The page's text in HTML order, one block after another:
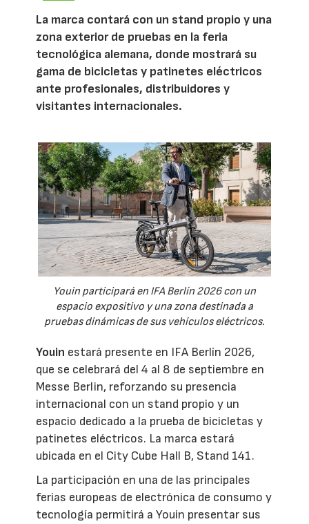
La marca contará con un stand propio y una
zona exterior de pruebas en la feria
tecnológica alemana, donde mostrará su
gama de bicicletas y patinetes eléctricos
ante profesionales, distribuidores y
visitantes internacionales.
Youin participará en IFA Berlín 2026 con un
espacio expositivo y una zona destinada a
pruebas dinámicas de sus vehículos eléctricos.
Youin estará presente en IFA Berlín 2026,
que se celebrará del 4 al 8 de septiembre en
Messe Berlin, reforzando su presencia
internacional con un stand propio y un
espacio dedicado a la prueba de bicicletas y
patinetes eléctricos. La marca estará
ubicada en el City Cube Hall B, Stand 141.
La participación en una de las principales
ferias europeas de electrónica de consumo y
tecnología permitirá a Youin presentar sus